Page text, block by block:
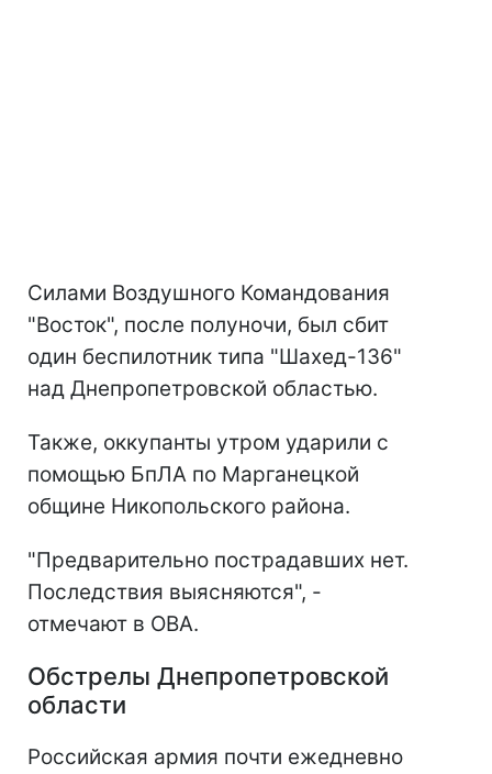
Силами Воздушного Командования
"Восток", после полуночи, был сбит
один беспилотник типа "Шахед-136"
над Днепропетровской областью.
Также, оккупанты утром ударили с
помощью БпЛА по Марганецкой
общине Никопольского района.
"Предварительно пострадавших нет.
Последствия выясняются", -
отмечают в ОВА.
Обстрелы Днепропетровской
области
Российская армия почти ежедневно